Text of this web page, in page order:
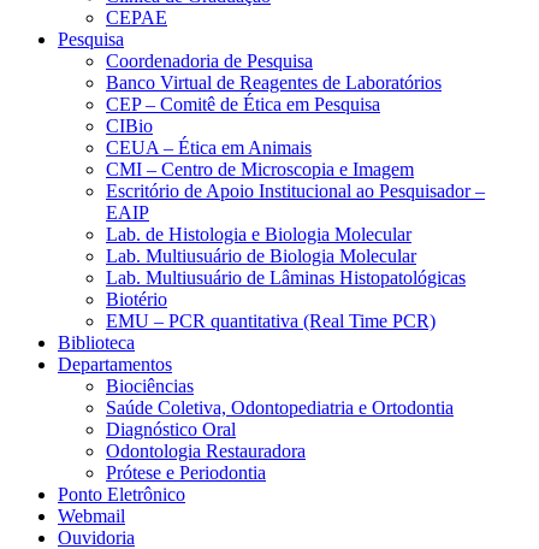
CEPAE
Pesquisa
Coordenadoria de Pesquisa
Banco Virtual de Reagentes de Laboratórios
CEP – Comitê de Ética em Pesquisa
CIBio
CEUA – Ética em Animais
CMI – Centro de Microscopia e Imagem
Escritório de Apoio Institucional ao Pesquisador –
EAIP
Lab. de Histologia e Biologia Molecular
Lab. Multiusuário de Biologia Molecular
Lab. Multiusuário de Lâminas Histopatológicas
Biotério
EMU – PCR quantitativa (Real Time PCR)
Biblioteca
Departamentos
Biociências
Saúde Coletiva, Odontopediatria e Ortodontia
Diagnóstico Oral
Odontologia Restauradora
Prótese e Periodontia
Ponto Eletrônico
Webmail
Ouvidoria